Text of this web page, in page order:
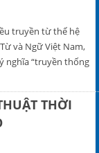
truyền từ thế hệ
và Ngữ Việt Nam,
nghĩa “truyền thống
THỜI